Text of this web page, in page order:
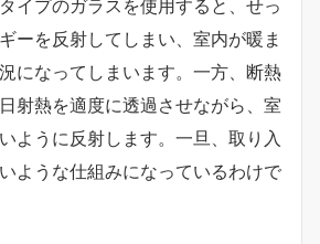
イプのガラスを使用すると、せっ
ーを反射してしまい、室内が暖ま
になってしまいます。一方、断熱
射熱を適度に透過させながら、室
ように反射します。一旦、取り入
ような仕組みになっているわけで